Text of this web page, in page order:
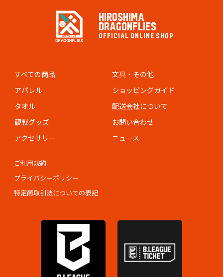
HIROSHIMA
DRAGONFLIES
OFFICIAL ONLINE SHOP
すべての商品
アパレル
タオル
観戦グッズ
アクセサリー
文具・その他
ショッピングガイド
配送会社について
お問い合わせ
ニュース
ご利用規約
プライバシーポリシー
特定商取引法についての表記